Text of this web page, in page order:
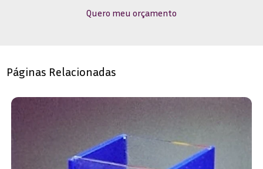
Quero meu orçamento
Páginas Relacionadas